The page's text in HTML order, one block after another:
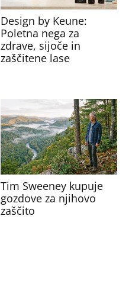
Design by Keune:
Poletna nega za
zdrave, sijoče in
zaščitene lase
Tim Sweeney kupuje
gozdove za njihovo
zaščito